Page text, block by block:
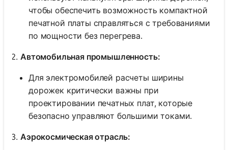
чтобы обеспечить возможность компактной
печатной платы справляться с требованиями
по мощности без перегрева.
Автомобильная промышленность:
Для электромобилей расчеты ширины
дорожек критически важны при
проектировании печатных плат, которые
безопасно управляют большими токами.
Аэрокосмическая отрасль: